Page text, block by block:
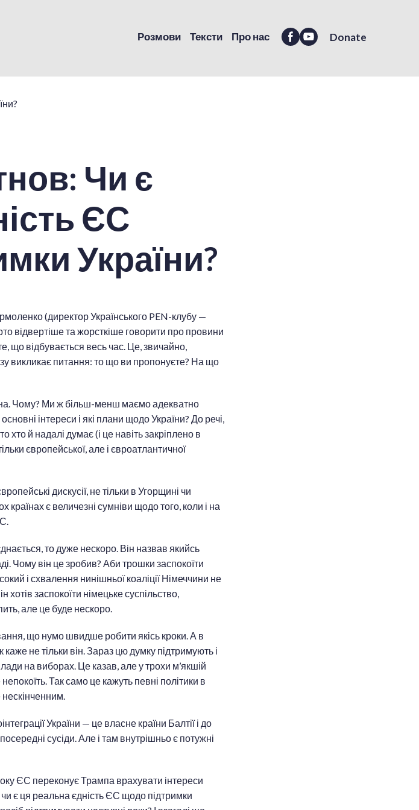
Розмови Тексти Про нас Donate
Чи є
ЄС
України?
(директор Українського PEN-клубу —
відвертіше та жорсткіше говорити про провини
що відбувається весь час. Це, звичайно,
викликає питання: то що ви пропонуєте? На що
Чому? Ми ж більш-менш маємо адекватно
інтереси і які плани щодо України? До речі,
хто й надалі думає (і це навіть закріплено в
європейської, але і євроатлантичної
дискусії, не тільки в Угорщині чи
є величезні сумніви щодо того, коли і на
то дуже нескоро. Він назвав якийсь
Чому він це зробив? Аби трошки заспокоїти
і схвалення нинішньої коаліції Німеччини не
заспокоїти німецьке суспільство,
але це буде нескоро.
що нумо швидше робити якісь кроки. А в
не тільки він. Зараз цю думку підтримують і
на виборах. Це казав, але у трохи м’якшій
Так само це кажуть певні політики в
України — це власне країни Балтії і до
сусіди. Але і там внутрішньо є потужні
ЄС переконує Трампа врахувати інтереси
є ця реальна єдність ЄС щодо підтримки